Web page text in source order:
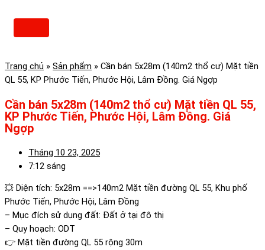
contentMenu
Trang chủ » Sản phẩm » Cần bán 5x28m (140m2 thổ cư) Mặt tiền
QL 55, KP Phước Tiến, Phước Hội, Lâm Đồng. Giá Ngợp
Cần bán 5x28m (140m2 thổ cư) Mặt tiền QL 55,
KP Phước Tiến, Phước Hội, Lâm Đồng. Giá
Ngợp
Tháng 10 23, 2025
7:12 sáng
💥 Diện tích: 5x28m ==>140m2 Mặt tiền đường QL 55, Khu phố
Phước Tiến, Phước Hội, Lâm Đồng
– Mục đích sử dụng đất: Đất ở tại đô thị
– Quy hoạch: ODT
👉 Mặt tiền đường QL 55 rộng 30m